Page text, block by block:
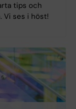
tips och
Vi ses i höst!